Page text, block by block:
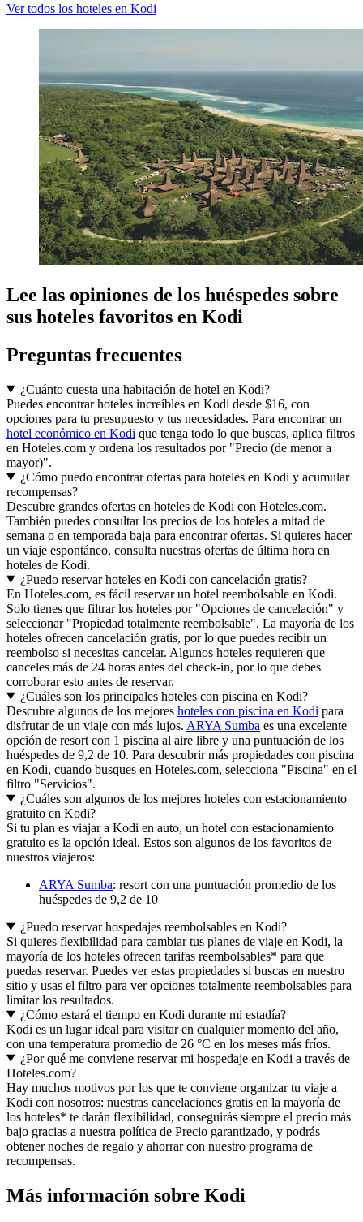
Ver todos los hoteles en Kodi
Lee las opiniones de los huéspedes sobre
sus hoteles favoritos en Kodi
Preguntas frecuentes
¿Cuánto cuesta una habitación de hotel en Kodi?
Puedes encontrar hoteles increíbles en Kodi desde $16, con
opciones para tu presupuesto y tus necesidades. Para encontrar un
hotel económico en Kodi que tenga todo lo que buscas, aplica filtros
en Hoteles.com y ordena los resultados por "Precio (de menor a
mayor)".
¿Cómo puedo encontrar ofertas para hoteles en Kodi y acumular
recompensas?
Descubre grandes ofertas en hoteles de Kodi con Hoteles.com.
También puedes consultar los precios de los hoteles a mitad de
semana o en temporada baja para encontrar ofertas. Si quieres hacer
un viaje espontáneo, consulta nuestras ofertas de última hora en
hoteles de Kodi.
¿Puedo reservar hoteles en Kodi con cancelación gratis?
En Hoteles.com, es fácil reservar un hotel reembolsable en Kodi.
Solo tienes que filtrar los hoteles por "Opciones de cancelación" y
seleccionar "Propiedad totalmente reembolsable". La mayoría de los
hoteles ofrecen cancelación gratis, por lo que puedes recibir un
reembolso si necesitas cancelar. Algunos hoteles requieren que
canceles más de 24 horas antes del check-in, por lo que debes
corroborar esto antes de reservar.
¿Cuáles son los principales hoteles con piscina en Kodi?
Descubre algunos de los mejores hoteles con piscina en Kodi para
disfrutar de un viaje con más lujos. ARYA Sumba es una excelente
opción de resort con 1 piscina al aire libre y una puntuación de los
huéspedes de 9,2 de 10. Para descubrir más propiedades con piscina
en Kodi, cuando busques en Hoteles.com, selecciona "Piscina" en el
filtro "Servicios".
¿Cuáles son algunos de los mejores hoteles con estacionamiento
gratuito en Kodi?
Si tu plan es viajar a Kodi en auto, un hotel con estacionamiento
gratuito es la opción ideal. Estos son algunos de los favoritos de
nuestros viajeros:
ARYA Sumba: resort con una puntuación promedio de los
huéspedes de 9,2 de 10
¿Puedo reservar hospedajes reembolsables en Kodi?
Si quieres flexibilidad para cambiar tus planes de viaje en Kodi, la
mayoría de los hoteles ofrecen tarifas reembolsables* para que
puedas reservar. Puedes ver estas propiedades si buscas en nuestro
sitio y usas el filtro para ver opciones totalmente reembolsables para
limitar los resultados.
¿Cómo estará el tiempo en Kodi durante mi estadía?
Kodi es un lugar ideal para visitar en cualquier momento del año,
con una temperatura promedio de 26 °C en los meses más fríos.
¿Por qué me conviene reservar mi hospedaje en Kodi a través de
Hoteles.com?
Hay muchos motivos por los que te conviene organizar tu viaje a
Kodi con nosotros: nuestras cancelaciones gratis en la mayoría de
los hoteles* te darán flexibilidad, conseguirás siempre el precio más
bajo gracias a nuestra política de Precio garantizado, y podrás
obtener noches de regalo y ahorrar con nuestro programa de
recompensas.
Más información sobre Kodi